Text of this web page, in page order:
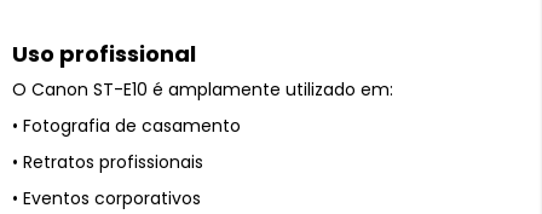
Uso profissional
O Canon ST-E10 é amplamente utilizado em:
• Fotografia de casamento
• Retratos profissionais
• Eventos corporativos